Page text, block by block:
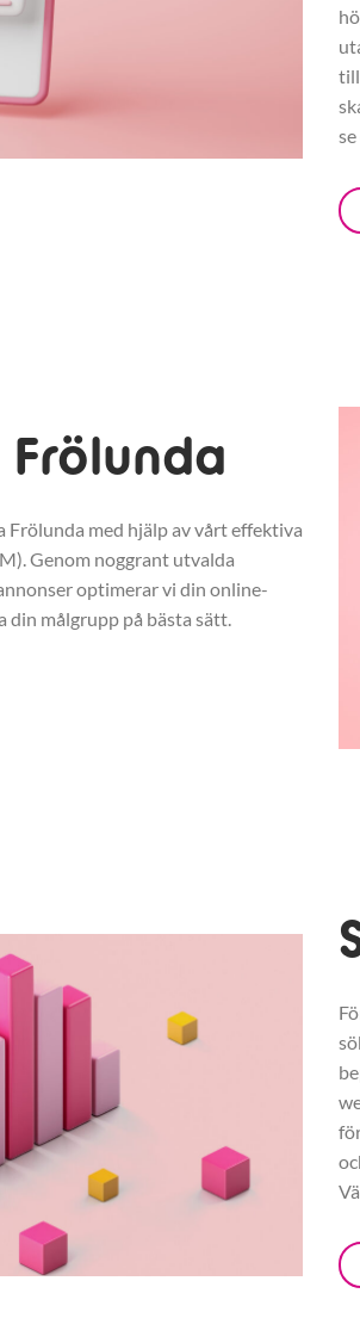
till
Frölunda
med hjälp av vårt effektiva
Genom noggrant utvalda
optimerar vi din online-
din målgrupp på bästa sätt.